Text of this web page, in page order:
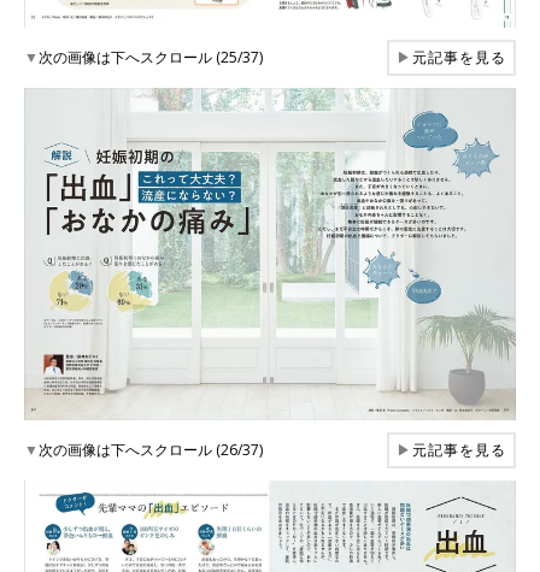
▼次の画像は下へスクロール (25/37) ▶元記事を見る
▼次の画像は下へスクロール (26/37) ▶元記事を見る